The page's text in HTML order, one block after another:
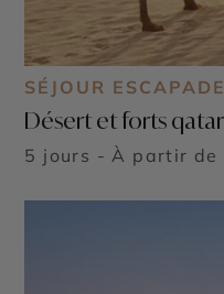
SÉJOUR
Désert et forts
5 jours - À partir de